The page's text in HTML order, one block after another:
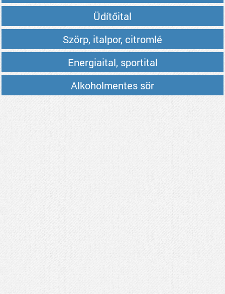
Üdítőital
Szörp, italpor, citromlé
Energiaital, sportital
Alkoholmentes sör